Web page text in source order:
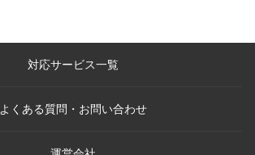
対応サービス一覧
よくある質問・お問い合わせ